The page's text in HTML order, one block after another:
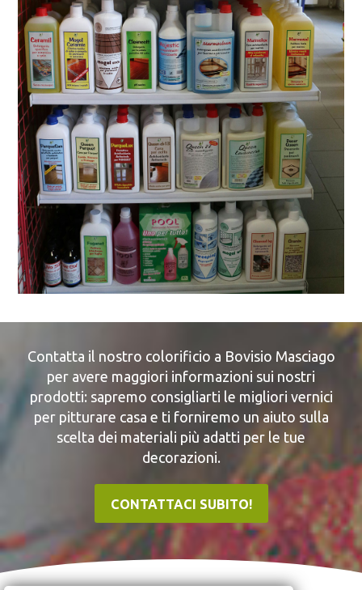
Contatta il nostro colorificio a Bovisio Masciago
per avere maggiori informazioni sui nostri
prodotti: sapremo consigliarti le migliori vernici
per pitturare casa e ti forniremo un aiuto sulla
scelta dei materiali più adatti per le tue
decorazioni.
CONTATTACI SUBITO!